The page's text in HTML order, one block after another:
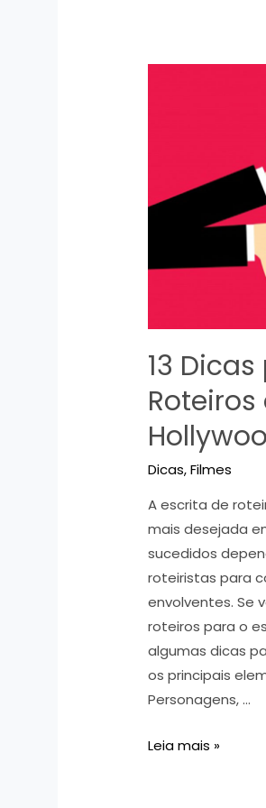
13
Roteiros
Dicas,Filmes
A escrita de
mais desejada
sucedidos
roteiristas para
envolventes. Se
roteiros para o
algumas dicas
os principais
Personagens, …
13
Leia mais »